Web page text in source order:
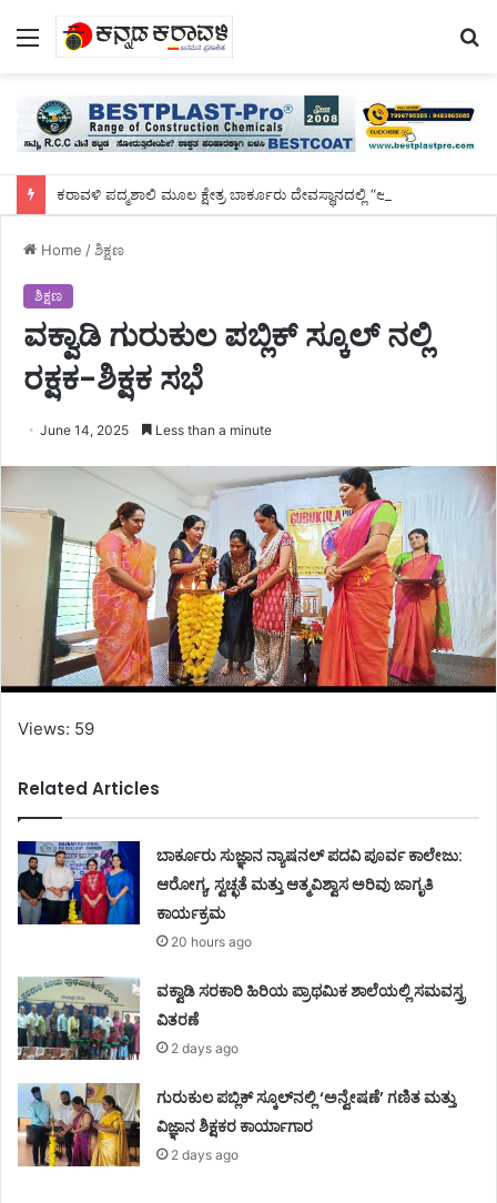
Menu
Home /ಶಿಕ್ಷಣ
ಶಿಕ್ಷಣ
ವಕ್ವಾಡಿ ಗುರುಕುಲ ಪಬ್ಲಿಕ್ ಸ್ಕೂಲ್ ನಲ್ಲಿ
ರಕ್ಷಕ-ಶಿಕ್ಷಕ ಸಭೆ
June 14, 2025 Less than a minute
Views: 59
Related Articles
ಬಾರ್ಕೂರು ಸುಜ್ಞಾನ ನ್ಯಾಷನಲ್ ಪದವಿ ಪೂರ್ವ ಕಾಲೇಜು:
ಆರೋಗ್ಯ, ಸ್ವಚ್ಛತೆ ಮತ್ತು ಆತ್ಮವಿಶ್ವಾಸ ಅರಿವು ಜಾಗೃತಿ
ಕಾರ್ಯಕ್ರಮ
20 hours ago
ವಕ್ವಾಡಿ ಸರಕಾರಿ ಹಿರಿಯ ಪ್ರಾಥಮಿಕ ಶಾಲೆಯಲ್ಲಿ ಸಮವಸ್ತ್ರ
ವಿತರಣೆ
2 days ago
ಗುರುಕುಲ ಪಬ್ಲಿಕ್ ಸ್ಕೂಲ್‌ನಲ್ಲಿ ‘ಅನ್ವೇಷಣೆ’ ಗಣಿತ ಮತ್ತು
ವಿಜ್ಞಾನ ಶಿಕ್ಷಕರ ಕಾರ್ಯಾಗಾರ
2 days ago